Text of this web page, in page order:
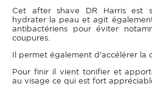
Cet after shave DR Harris est
hydrater la peau et agit
antibactériens pour éviter
coupures.
Il permet également d'accélérer la
Pour finir il vient tonifier et
au visage ce qui est fort